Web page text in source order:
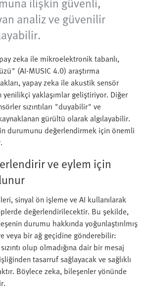
analiz ve güvenilir
zeka ile mikroelektronik tabanlı,
(AI-MUSIC 4.0) araştırma
yapay zeka ile akustik sensör
yaklaşımlar geliştiriyor. Diğer
sızıntıları "duyabilir" ve
gürültü olarak algılayabilir.
durumunu değerlendirmek için önemli
ve eylem için
sinyal ön işleme ve AI kullanılarak
değerlendirilecektir. Bu şekilde,
durumu hakkında yoğunlaştırılmış
veya bir ağ geçidine gönderebilir:
olup olmadığına dair bir mesaj
tasarruf sağlayacak ve sağlıklı
Böylece zeka, bileşenler yönünde